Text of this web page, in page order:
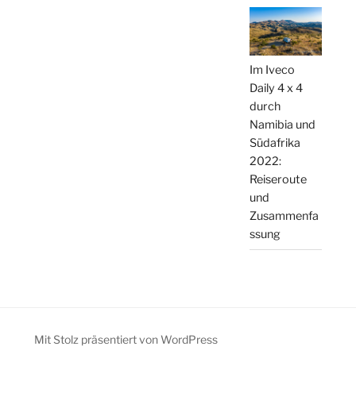
Im Iveco
Daily 4 x 4
durch
Namibia und
Südafrika
2022:
Reiseroute
und
Zusammenfa
ssung
Mit Stolz präsentiert von WordPress